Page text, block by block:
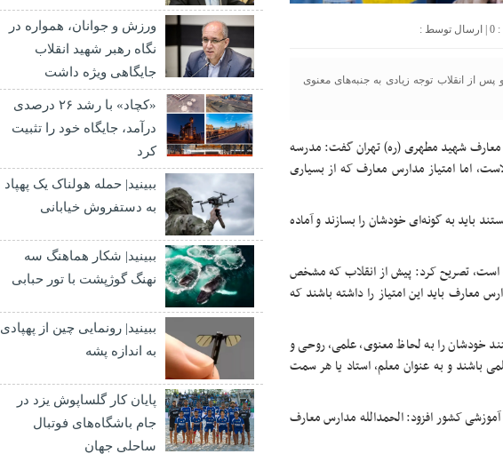
0 | ارسال توسط :
از انقلاب توجه زیادی به جنبه‌های معنوی
معارف شهید مطهری (ره) تهران گفت: مدرسه
اما امتیاز مدارس معارف که از بسیاری
باید به گونه‌ای خودشان را بسازند و آماده
است، تصریح کرد: پیش از انقلاب که مشخص
باید این امتیاز را داشته باشند که
خودشان را به لحاظ معنوی، علمی، روحی و
باشند و به عنوان معلم، استاد یا هر سمت
کشور افزود: الحمدالله مدارس معارف
ورزش و جوانان، همواره در
نگاه رهبر شهید انقلاب
جایگاهی ویژه داشت
«کچاد» با رشد ۲۶ درصدی
درآمد، جایگاه خود را تثبیت
کرد
ببینید| حمله هولناک یک پهپاد
به دستفروش خیابانی
ببینید| شکار هماهنگ سه
نهنگ گوژپشت با تور حبابی
ببینید| رونمایی چین از پهپادی
به اندازه پشه
پایان کار گلساپوش یزد در
جام باشگاه‌های فوتبال
ساحلی جهان